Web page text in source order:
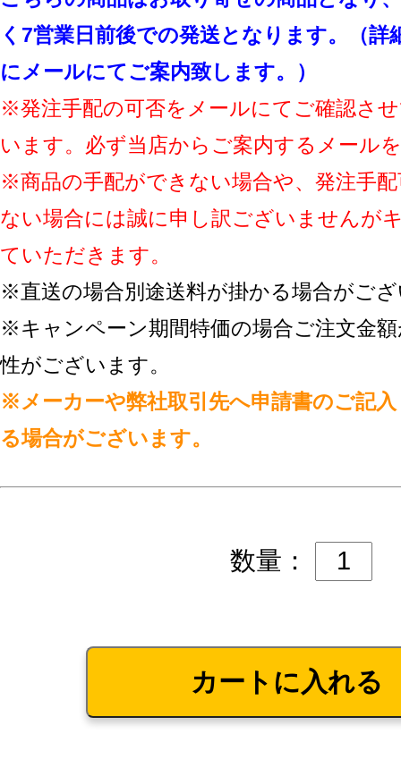
く7営業日前後での発送となります。（詳
にメールにてご案内致します。）
※発注手配の可否をメールにてご確認さ
います。必ず当店からご案内するメール
※商品の手配ができない場合や、発注手
ない場合には誠に申し訳ございませんが
ていただきます。
※直送の場合別途送料が掛かる場合がご
※キャンペーン期間特価の場合ご注文金
性がございます。
※メーカーや弊社取引先へ申請書のご記
る場合がございます。
数量：